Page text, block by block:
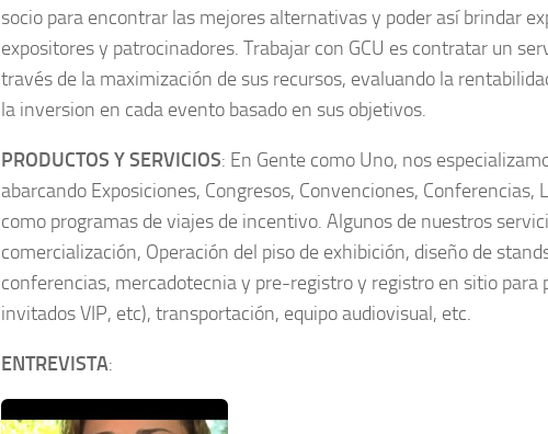
socio para encontrar las mejores alternativas y poder así brindar
expositores y patrocinadores. Trabajar con GCU es contratar un
través de la maximización de sus recursos, evaluando la
la inversion en cada evento basado en sus objetivos.
PRODUCTOS Y SERVICIOS: En Gente como Uno, nos
abarcando Exposiciones, Congresos, Convenciones,
como programas de viajes de incentivo. Algunos de nuestros
comercialización, Operación del piso de exhibición, diseño de
conferencias, mercadotecnia y pre-registro y registro en sitio
invitados VIP, etc), transportación, equipo audiovisual, etc.
ENTREVISTA: